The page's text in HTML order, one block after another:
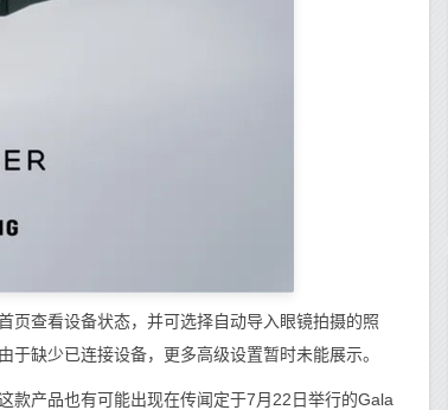
查看设备状态，并可选择自动导入眼镜拍摄的照
于缺少已连接设备，更多高级设置暂时未能展示。
产品也有可能出现在传闻定于7月22日举行的Gala